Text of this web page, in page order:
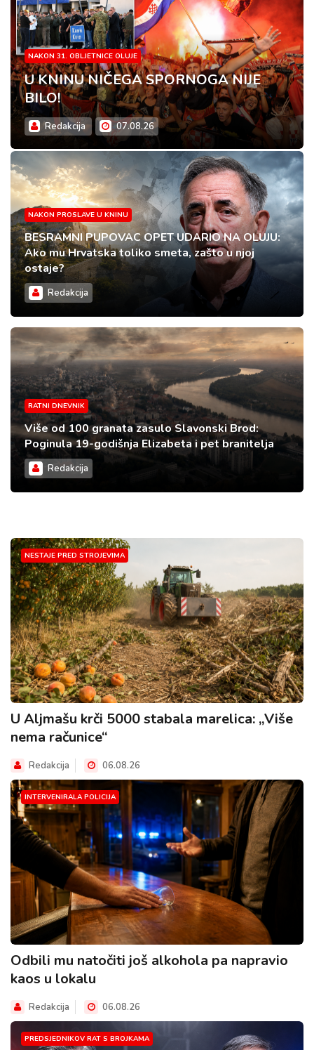
NAKON 31. OBLJETNICE OLUJE
U KNINU NIČEGA SPORNOGA NIJE
BILO!
Redakcija 07.08.26
NAKON PROSLAVE U KNINU
BESRAMNI PUPOVAC OPET UDARIO NA OLUJU:
Ako mu Hrvatska toliko smeta, zašto u njoj
ostaje?
Redakcija
RATNI DNEVNIK
Više od 100 granata zasulo Slavonski Brod:
Poginula 19-godišnja Elizabeta i pet branitelja
Redakcija
NESTAJE PRED STROJEVIMA
U Aljmašu krči 5000 stabala marelica: „Više
nema računice“
Redakcija 06.08.26
INTERVENIRALA POLICIJA
Odbili mu natočiti još alkohola pa napravio
kaos u lokalu
Redakcija 06.08.26
PREDSJEDNIKOV RAT S BROJKAMA